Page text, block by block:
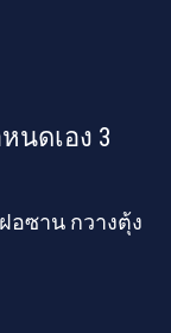
นดเอง 3
อซาน กวางตุ้ง